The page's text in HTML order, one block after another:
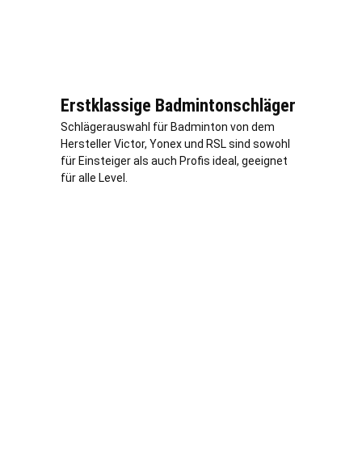
Erstklassige Badmintonschläger
Schlägerauswahl für Badminton von dem
Hersteller Victor, Yonex und RSL sind sowohl
für Einsteiger als auch Profis ideal, geeignet
für alle Level.